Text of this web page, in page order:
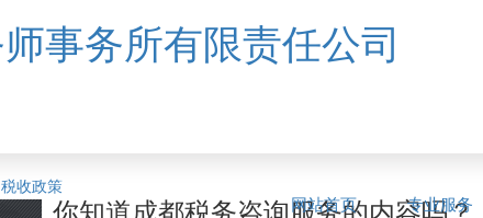
网站首页 专业服务
税收政策